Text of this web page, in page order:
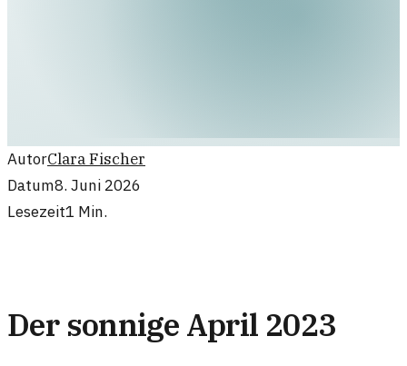
AutorClara Fischer
Datum8. Juni 2026
Lesezeit1 Min.
Der sonnige April 2023